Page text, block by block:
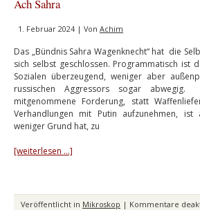
Ach Sahra
1. Februar 2024 | Von Achim
Das „Bündnis Sahra Wagenknecht“ hat die
sich selbst geschlossen. Programmatisch ist
Sozialen überzeugend, weniger aber
russischen Aggressors sogar
mitgenommene Forderung, statt
Verhandlungen mit Putin aufzunehmen,
weniger Grund hat, zu
[weiterlesen …]
Veröffentlicht in Mikroskop | Kommentare